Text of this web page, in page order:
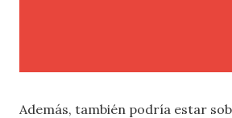
Además, también podría estar